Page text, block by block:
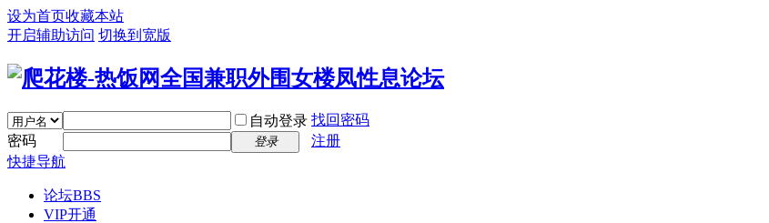
设为首页收藏本站
开启辅助访问 切换到宽版
自动登录 找回密码
密码
登录
注册
快捷导航
论坛BBS
VIP开通